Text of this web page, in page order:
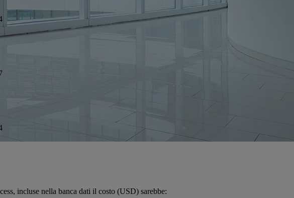
incluse nella banca dati il costo (USD) sarebbe: